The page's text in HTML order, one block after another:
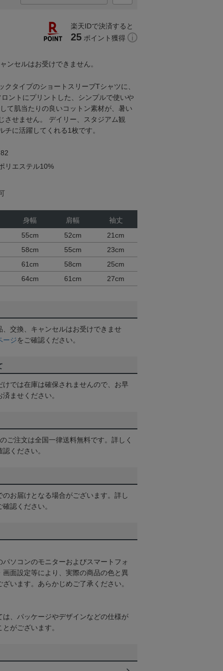
楽天IDで決済すると
25 ポイント獲得
ンセルはお受けできません。
クタイプのショートスリーブTシャツに、
ントにプリントした、シンプルで使いや
て肌当たりの良いコットン素材が、暑い
させません。 デイリー、スタジアム観
チに活躍してくれる1枚です。
リエステル10%
身幅 肩幅
袖丈
55cm
52cm
21cm
58cm
55cm
23cm
61cm
58cm
25cm
64cm
61cm 27cm
交換、キャンセルはお受けできませ
ージをご確認ください。
けでは在庫は確保されませんので、お早
ませください。
ご注文は全国一律送料無料です。詳しく
認ください。
お届けとなる場合がございます。詳し
確認ください。
ソコンのモニターおよびスマートフォ
画面設定等により、実際の商品の色と異
います。あらかじめご了承ください。
は、パッケージやデザインなどの仕様が
がございます。